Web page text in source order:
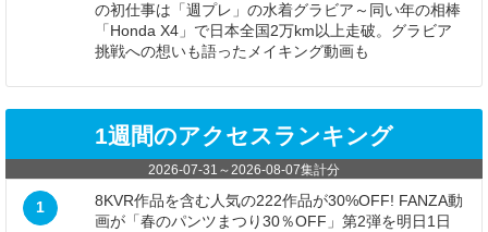
の初仕事は「週プレ」の水着グラビア～同い年の相棒
「Honda X4」で日本全国2万km以上走破。グラビア
挑戦への想いも語ったメイキング動画も
1週間のアクセスランキング
2026-07-31 ～2026-08-07集計分
1
8KVR作品を含む人気の222作品が30%OFF! FANZA動
画が「春のパンツまつり30％OFF」第2弾を明日1日